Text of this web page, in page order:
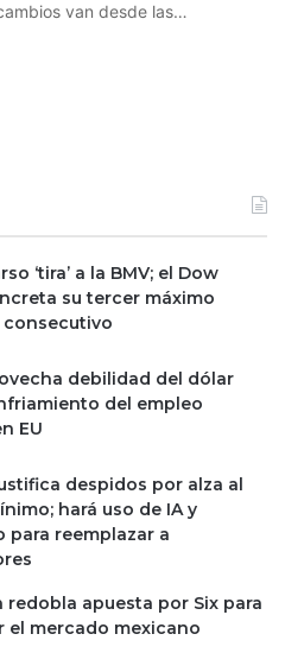
van desde las…
‘tira’ a la BMV; el Dow
su tercer máximo
debilidad del dólar
del empleo
EU
despidos por alza al
hará uso de IA y
para reemplazar a
redobla apuesta por Six para
el mercado mexicano